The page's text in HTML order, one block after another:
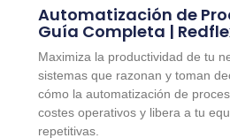
Automatización de
Guía Completa |
Maximiza la productividad de tu
sistemas que razonan y toman
cómo la automatización de
costes operativos y libera a tu
repetitivas.